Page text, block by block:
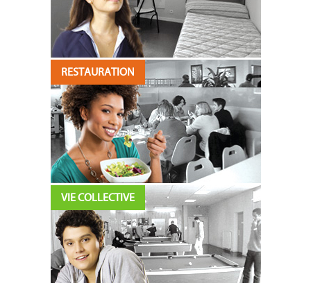
RESTAURATION
VIE COLLECTIVE